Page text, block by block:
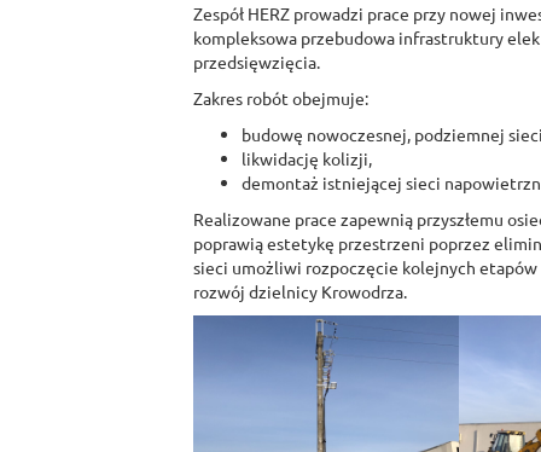
Zespół HERZ prowadzi prace przy nowej
kompleksowa przebudowa infrastruktury
przedsięwzięcia.
Zakres robót obejmuje:
budowę nowoczesnej, podziemnej
likwidację kolizji,
demontaż istniejącej sieci
Realizowane prace zapewnią przyszłemu
poprawią estetykę przestrzeni poprzez
sieci umożliwi rozpoczęcie kolejnych
rozwój dzielnicy Krowodrza.